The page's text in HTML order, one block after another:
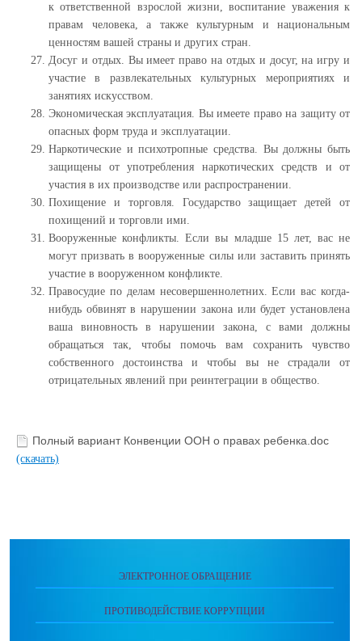
к ответственной взрослой жизни, воспитание уважения к
правам человека, а также культурным и национальным
ценностям вашей страны и других стран.
Досуг и отдых. Вы имеет право на отдых и досуг, на игру и
участие в развлекательных культурных мероприятиях и
занятиях искусством.
Экономическая эксплуатация. Вы имеете право на защиту от
опасных форм труда и эксплуатации.
Наркотические и психотропные средства. Вы должны быть
защищены от употребления наркотических средств и от
участия в их производстве или распространении.
Похищение и торговля. Государство защищает детей от
похищений и торговли ими.
Вооруженные конфликты. Если вы младше 15 лет, вас не
могут призвать в вооруженные силы или заставить принять
участие в вооруженном конфликте.
Правосудие по делам несовершеннолетних. Если вас когда-
нибудь обвинят в нарушении закона или будет установлена
ваша виновность в нарушении закона, с вами должны
обращаться так, чтобы помочь вам сохранить чувство
собственного достоинства и чтобы вы не страдали от
отрицательных явлений при реинтеграции в общество.
Полный вариант Конвенции ООН о правах ребенка.doc
(скачать)
ЭЛЕКТРОННОЕ ОБРАЩЕНИЕ
ПРОТИВОДЕЙСТВИЕ КОРРУПЦИИ